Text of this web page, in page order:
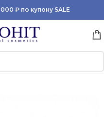
₽ по купону SALE